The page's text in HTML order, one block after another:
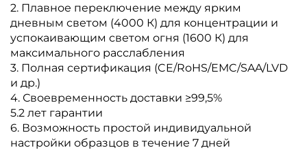
2. Плавное переключение между ярким
дневным светом (4000 К) для концентрации и
успокаивающим светом огня (1600 К) для
максимального расслабления
3. Полная сертификация (CE/RoHS/EMC/SAA/LVD
и др.)
4. Своевременность доставки ≥99,5%
5.2 лет гарантии
6. Возможность простой индивидуальной
настройки образцов в течение 7 дней